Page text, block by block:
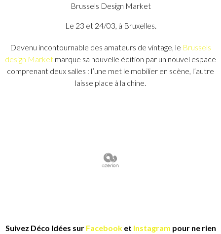
Brussels Design Market
Le 23 et 24/03, à Bruxelles.
Devenu incontournable des amateurs de vintage, le Brussels
design Market marque sa nouvelle édition par un nouvel espace
comprenant deux salles : l’une met le mobilier en scène, l’autre
laisse place à la chine.
Suivez Déco Idées sur Facebooket Instagram pour ne rien